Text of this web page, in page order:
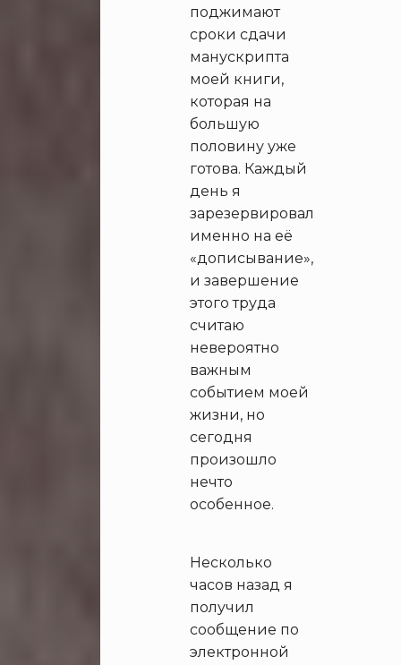
поджимают
сроки сдачи
манускрипта
моей книги,
которая на
большую
половину уже
готова. Каждый
день я
зарезервировал
именно на её
«дописывание»,
и завершение
этого труда
считаю
невероятно
важным
событием моей
жизни, но
сегодня
произошло
нечто
особенное.
Несколько
часов назад я
получил
сообщение по
электронной